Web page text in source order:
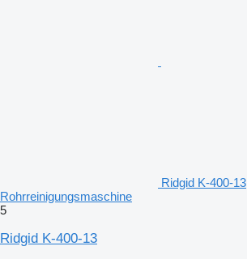
Ridgid K-400-13
Rohrreinigungsmaschine
5
Ridgid K-400-13